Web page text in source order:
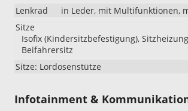
Lenkrad
in Leder, mit Multifunktionen,
Sitze
Isofix (Kindersitzbefestigung),
Beifahrersitz
Sitze: Lordosenstütze
Infotainment &